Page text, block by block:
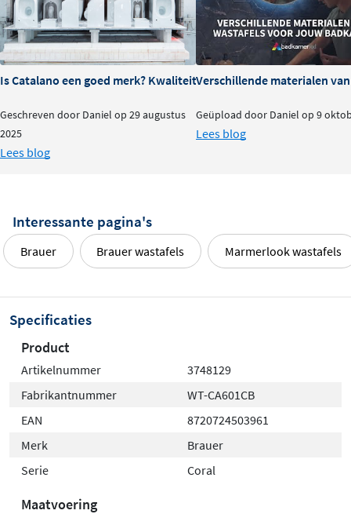
Waarom kiezen voor Coral?
Dankzij het sterke materiaal, de unieke uitstraling en het brede
maatbereik is de Coral wastafel een slimme keuze voor wie
chique sfeer, terwijl het gebruiksvriendelijke
composietmateriaal gemak en duurzaamheid biedt. Een
tijdloze blikvanger die past in elke badkamerstijl.
Is Catalano een goed merk? Kwaliteit en ervaringen
Geschreven door Daniel op 29 augustus
2025
Lees blog
Verschillende materialen
Geüpload door Daniel op 9
Lees blog
Interessante pagina's
Brauer Brauer wastafels Marmerlook wastafels
Specificaties
Product
Artikelnummer
3748129
Fabrikantnummer
WT-CA601CB
EAN
8720724503961
Merk
Brauer
Serie
Coral
Maatvoering